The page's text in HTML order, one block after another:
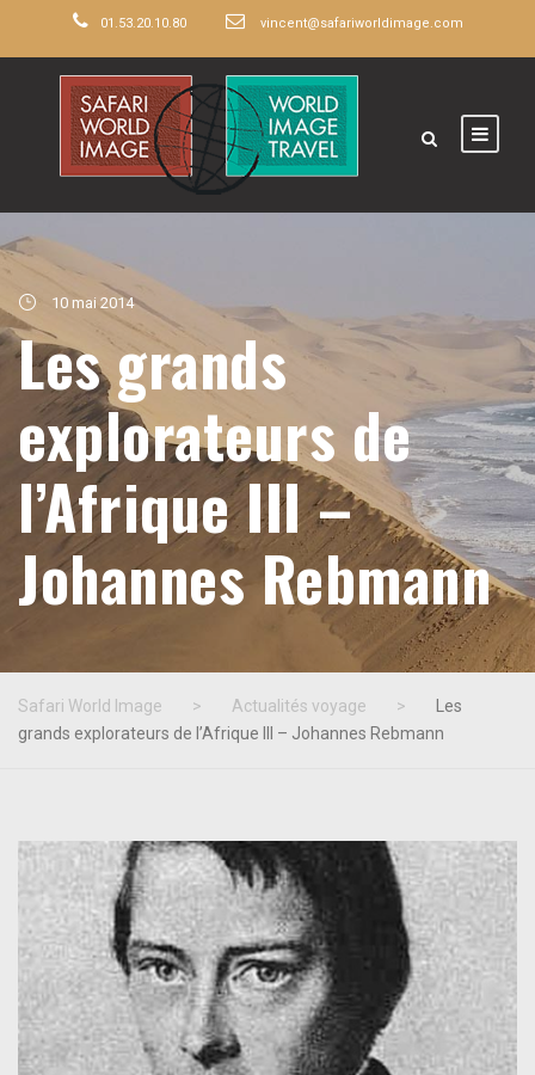
01.53.20.10.80 vincent@safariworldimage.com
10 mai 2014
Les grands
explorateurs de
l’Afrique III –
Johannes Rebmann
Safari World Image > Actualités voyage >
Les
grands explorateurs de l’Afrique III – Johannes Rebmann